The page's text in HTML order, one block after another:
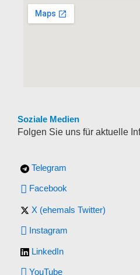
Soziale Medien
Folgen Sie uns für aktuelle
Telegram
Facebook
X (ehemals Twitter)
Instagram
LinkedIn
YouTube